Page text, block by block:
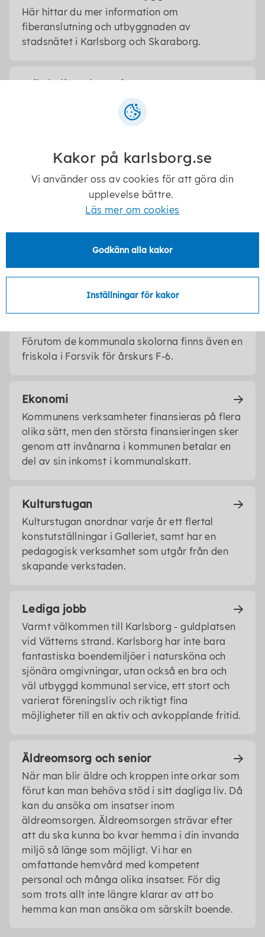
Här hittar du mer information om
fiberanslutning och utbyggnaden av
stadsnätet i Karlsborg och Skaraborg.
Friluftsliv och motion
De vackra och varierande omgivningarna i och
runt Karlsborg är en guldgruva för dig som är
samt allt som rör vandring, cykel, fiske, kanot,
utegym, motionsspår och promenadslingor.
Föreningsliv
bidragsregler och blanketter.
Grundskolor i Karlsborgs kommun
I Karlsborgs kommun finns två skolor för
Förutom de kommunala skolorna finns även en
friskola i Forsvik för årskurs F-6.
Ekonomi
Kommunens verksamheter finansieras på flera
olika sätt, men den största finansieringen sker
genom att invånarna i kommunen betalar en
del av sin inkomst i kommunalskatt.
Kulturstugan
Kulturstugan anordnar varje år ett flertal
konstutställningar i Galleriet, samt har en
pedagogisk verksamhet som utgår från den
skapande verkstaden.
Lediga jobb
Varmt välkommen till Karlsborg - guldplatsen
vid Vätterns strand. Karlsborg har inte bara
fantastiska boendemiljöer i natursköna och
sjönära omgivningar, utan också en bra och
väl utbyggd kommunal service, ett stort och
varierat föreningsliv och riktigt fina
möjligheter till en aktiv och avkopplande fritid.
Äldreomsorg och senior
När man blir äldre och kroppen inte orkar som
förut kan man behöva stöd i sitt dagliga liv. Då
kan du ansöka om insatser inom
äldreomsorgen. Äldreomsorgen strävar efter
att du ska kunna bo kvar hemma i din invanda
miljö så länge som möjligt. Vi har en
omfattande hemvård med kompetent
personal och många olika insatser. För dig
som trots allt inte längre klarar av att bo
hemma kan man ansöka om särskilt boende.
Kakor på karlsborg.se
Vi använder oss av cookies för att göra din
upplevelse bättre.
Läs mer om cookies
Godkänn alla kakor
Inställningar för kakor